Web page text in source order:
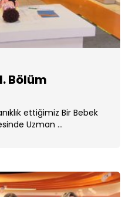
Bölüm
ettiğimiz Bir Bebek
Uzman ...